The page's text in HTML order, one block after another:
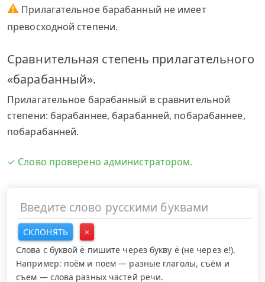
⚠ Прилагательное барабанный не имеет
превосходной степени.
Сравнительная степень прилагательного
«барабанный».
Прилагательное барабанный в сравнительной
степени: барабаннее, барабанней, побарабаннее,
побарабанней.
✓ Слово проверено администратором.
СКЛОНЯТЬ
×
Слова с буквой ё пишите через букву ё (не через е!).
Например: поём и поем — разные глаголы, съём и
съем — слова разных частей речи.